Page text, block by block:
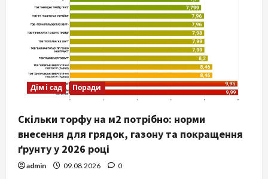
Дім і сад Поради
Скільки торфу на м2 потрібно: норми
внесення для грядок, газону та покращення
ґрунту у 2026 році
admin 09.08.2026 0